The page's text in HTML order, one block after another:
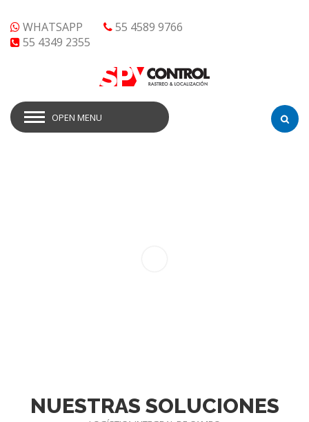
WHATSAPP
55 4589 9766
55 4349 2355
OPEN MENU
NUESTRAS SOLUCIONES